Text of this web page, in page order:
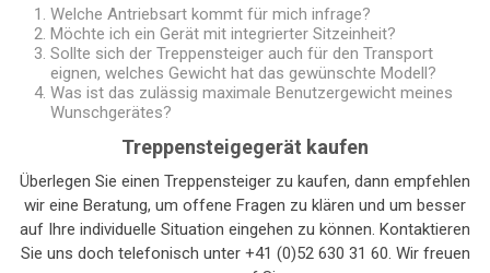
Welche Antriebsart kommt für mich infrage?
Möchte ich ein Gerät mit integrierter Sitzeinheit?
Sollte sich der Treppensteiger auch für den Transport
eignen, welches Gewicht hat das gewünschte Modell?
Was ist das zulässig maximale Benutzergewicht meines
Wunschgerätes?
Treppensteigegerät kaufen
Überlegen Sie einen Treppensteiger zu kaufen, dann empfehlen
wir eine Beratung, um offene Fragen zu klären und um besser
auf Ihre individuelle Situation eingehen zu können. Kontaktieren
Sie uns doch telefonisch unter +41 (0)52 630 31 60. Wir freuen